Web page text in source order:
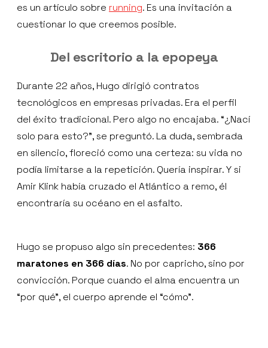
es un artículo sobre running. Es una invitación a
cuestionar lo que creemos posible.
Del escritorio a la epopeya
Durante 22 años, Hugo dirigió contratos
tecnológicos en empresas privadas. Era el perfil
del éxito tradicional. Pero algo no encajaba. “¿Nací
solo para esto?”, se preguntó. La duda, sembrada
en silencio, floreció como una certeza: su vida no
podía limitarse a la repetición. Quería inspirar. Y si
Amir Klink había cruzado el Atlántico a remo, él
encontraría su océano en el asfalto.
Hugo se propuso algo sin precedentes: 366
maratones en 366 días. No por capricho, sino por
convicción. Porque cuando el alma encuentra un
“por qué”, el cuerpo aprende el “cómo”.